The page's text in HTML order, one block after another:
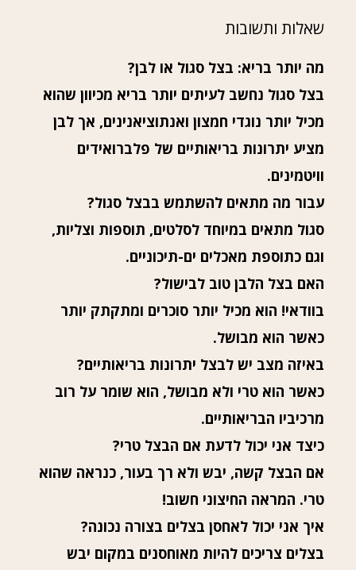
שאלות ותשובות
מה יותר בריא: בצל סגול או לבן?
בצל סגול נחשב לעיתים יותר בריא מכיוון שהוא
מכיל יותר נוגדי חמצון ואנתוציאנינים, אך לבן
מציע יתרונות בריאותיים של פלברואידים
וויטמינים.
עבור מה מתאים להשתמש בבצל סגול?
סגול מתאים במיוחד לסלטים, תוספות וצליות,
וגם כתוספת מאכלים ים-תיכוניים.
האם בצל הלבן טוב לבישול?
בוודאי! הוא מכיל יותר סוכרים ומתקתק יותר
כאשר הוא מבושל.
באיזה מצב יש לבצל יתרונות בריאותיים?
כאשר הוא טרי ולא מבושל, הוא שומר על רוב
מרכיביו הבריאותיים.
כיצד אני יכול לדעת אם הבצל טרי?
אם הבצל קשה, יבש ולא רך בעור, כנראה שהוא
טרי. המראה החיצוני חשוב!
איך אני יכול לאחסן בצלים בצורה נכונה?
בצלים צריכים להיות מאוחסנים במקום יבש